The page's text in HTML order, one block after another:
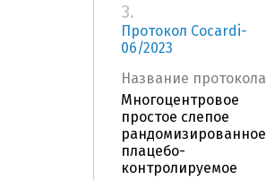
3.
Протокол Cocardi-
06/2023
Название протокола
Многоцентровое
простое слепое
рандомизированное
плацебо-
контролируемое